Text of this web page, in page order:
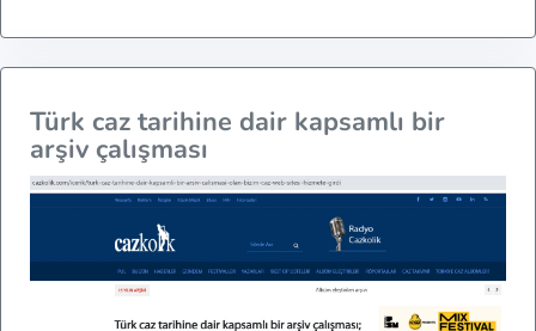
Türk caz tarihine dair kapsamlı bir
arşiv çalışması